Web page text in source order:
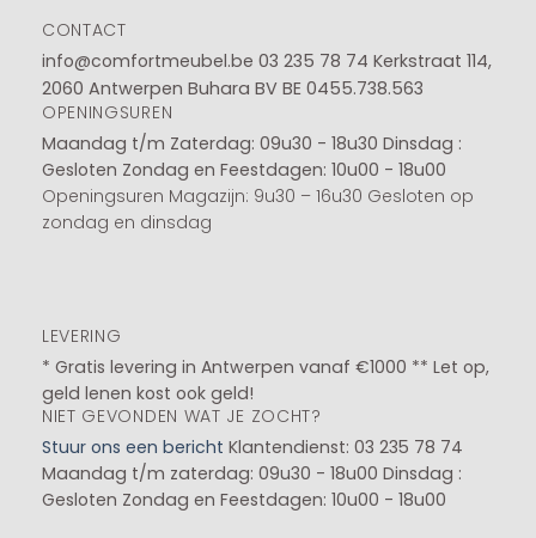
CONTACT
info@comfortmeubel.be 03 235 78 74 Kerkstraat 114,
2060 Antwerpen Buhara BV BE 0455.738.563
OPENINGSUREN
Maandag t/m Zaterdag: 09u30 - 18u30 Dinsdag :
Gesloten Zondag en Feestdagen: 10u00 - 18u00
Openingsuren Magazijn: 9u30 – 16u30 Gesloten op
zondag en dinsdag
LEVERING
* Gratis levering in Antwerpen vanaf €1000 ** Let op,
geld lenen kost ook geld!
NIET GEVONDEN WAT JE ZOCHT?
Stuur ons een bericht Klantendienst: 03 235 78 74
Maandag t/m zaterdag: 09u30 - 18u00 Dinsdag :
Gesloten Zondag en Feestdagen: 10u00 - 18u00